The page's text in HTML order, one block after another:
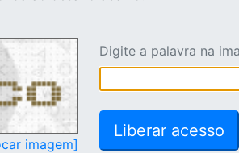
imagem]
Digite a palavra na